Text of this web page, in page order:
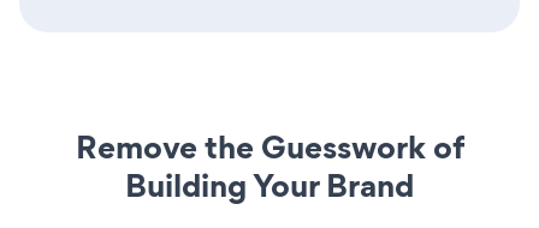
Remove the Guesswork of
Building Your Brand